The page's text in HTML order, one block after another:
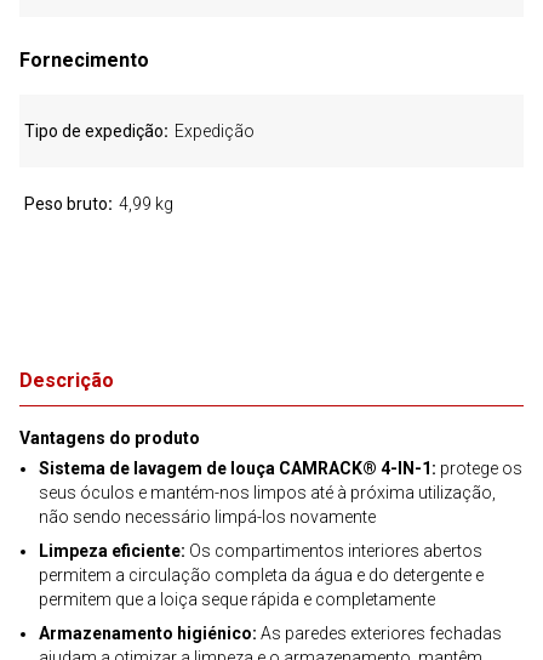
Descrição
Vantagens do produto
Sistema de lavagem de louça CAMRACK® 4-IN-1: protege os
seus óculos e mantém-nos limpos até à próxima utilização,
não sendo necessário limpá-los novamente
Limpeza eficiente: Os compartimentos interiores abertos
permitem a circulação completa da água e do detergente e
permitem que a loiça seque rápida e completamente
Armazenamento higiénico: As paredes exteriores fechadas
Fornecimento
Tipo de expedição Expedição
Peso bruto 4,99 kg